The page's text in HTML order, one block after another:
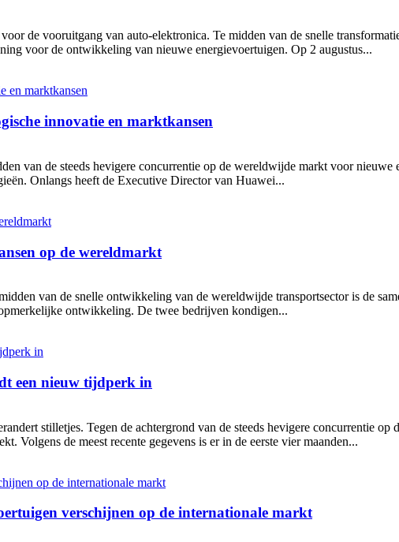
de vooruitgang van auto-elektronica. Te midden van de snelle
voor de ontwikkeling van nieuwe energievoertuigen. Op 2 augustus...
innovatie en marktkansen
van de steeds hevigere concurrentie op de wereldwijde markt voor nieuwe
Onlangs heeft de Executive Director van Huawei...
op de wereldmarkt
van de snelle ontwikkeling van de wereldwijde transportsector is de
ontwikkeling. De twee bedrijven kondigen...
een nieuw tijdperk in
stilletjes. Tegen de achtergrond van de steeds hevigere concurrentie op
Volgens de meest recente gegevens is er in de eerste vier maanden...
verschijnen op de internationale markt